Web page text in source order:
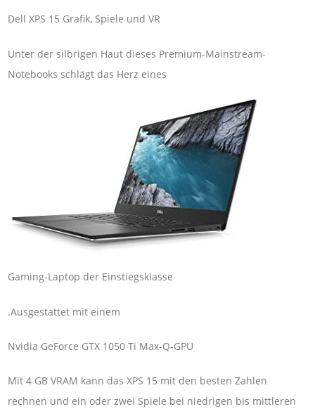
Dell XPS 15 Grafik, Spiele und VR
Unter der silbrigen Haut dieses Premium-Mainstream-
Notebooks schlägt das Herz eines
Gaming-Laptop der Einstiegsklasse
.Ausgestattet mit einem
Nvidia GeForce GTX 1050 Ti Max-Q-GPU
Mit 4 GB VRAM kann das XPS 15 mit den besten Zahlen
rechnen und ein oder zwei Spiele bei niedrigen bis mittleren